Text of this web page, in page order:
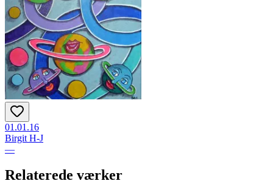
01.01.16
Birgit H-J
—
Relaterede værker